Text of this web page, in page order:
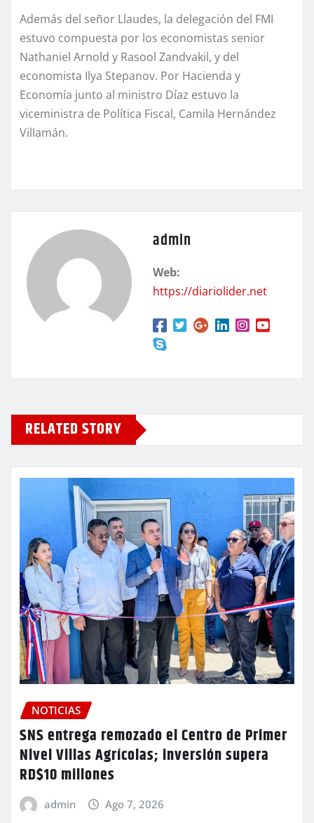
Además del señor Llaudes, la delegación del FMI
estuvo compuesta por los economistas senior
Nathaniel Arnold y Rasool Zandvakil, y del
economista Ilya Stepanov. Por Hacienda y
Economía junto al ministro Díaz estuvo la
viceministra de Política Fiscal, Camila Hernández
Villamán.
admin
Web:
https://diariolider.net
RELATED STORY
NOTICIAS
SNS entrega remozado el Centro de Primer
Nivel Villas Agrícolas; inversión supera
RD$10 millones
admin Ago 7, 2026